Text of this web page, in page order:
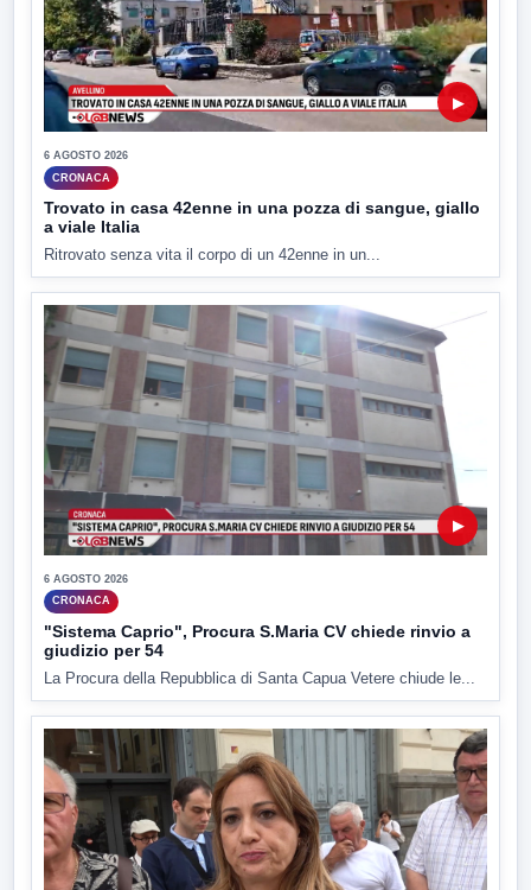
▶
6 AGOSTO 2026
CRONACA
Trovato in casa 42enne in una pozza di sangue, giallo
a viale Italia
Ritrovato senza vita il corpo di un 42enne in un...
▶
6 AGOSTO 2026
CRONACA
"Sistema Caprio", Procura S.Maria CV chiede rinvio a
giudizio per 54
La Procura della Repubblica di Santa Capua Vetere chiude le...